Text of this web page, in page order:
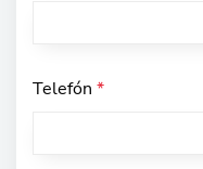
Telefón *